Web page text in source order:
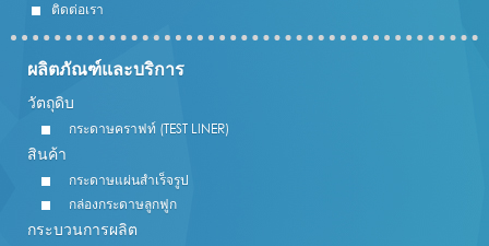
ติดต่อเรา
ผลิตภัณฑ์และบริการ
วัตถุดิบ
กระดาษคราฟท์ (TEST LINER)
สินค้า
กระดาษแผ่นสำเร็จรูป
กล่องกระดาษลูกฟูก
กระบวนการผลิต